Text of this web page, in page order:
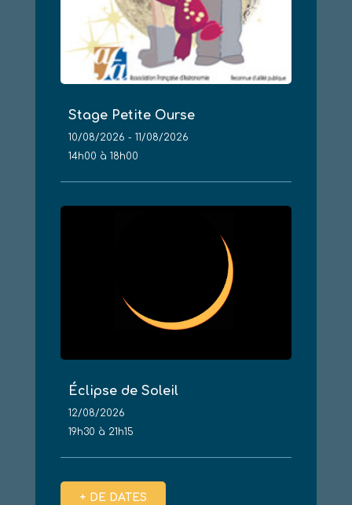
Stage Petite Ourse
10/08/2026 - 11/08/2026
14h00 à 18h00
Éclipse de Soleil
12/08/2026
19h30 à 21h15
+ DE DATES